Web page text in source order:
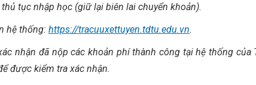
tục nhập học (giữ lại biên lai chuyển khoản).
hệ thống: https://tracuuxettuyen.tdtu.edu.vn.
nhận đã nộp các khoản phí thành công tại hệ thống của
được kiểm tra xác nhận.